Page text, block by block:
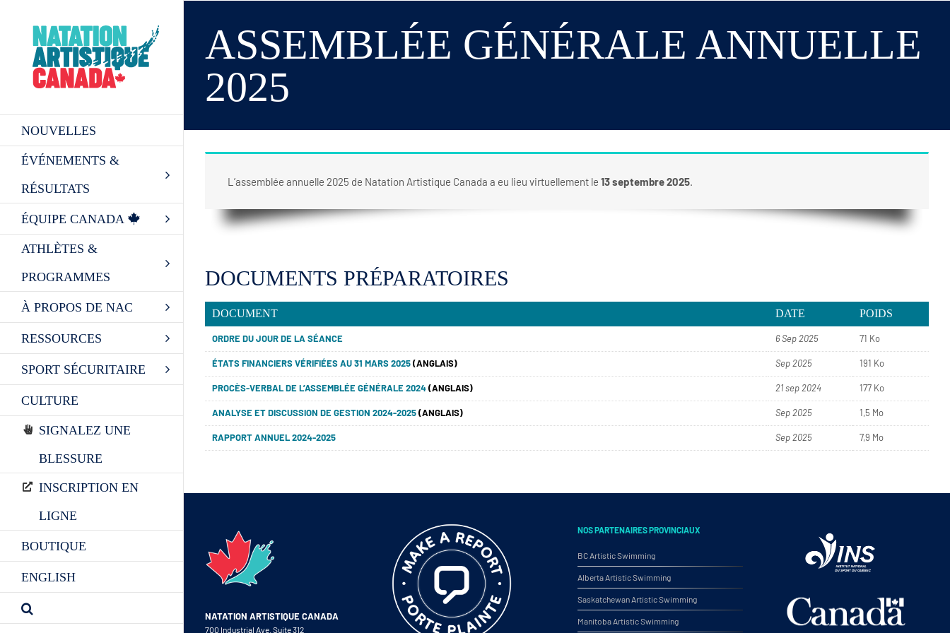
NOUVELLES
ÉVÉNEMENTS &
RÉSULTATS
ÉQUIPE CANADA
ATHLÈTES &
PROGRAMMES
À PROPOS DE NAC
RESSOURCES
SPORT SÉCURITAIRE
CULTURE
SIGNALEZ UNE
BLESSURE
INSCRIPTION EN
LIGNE
BOUTIQUE
ENGLISH
ASSEMBLÉE GÉNÉRALE ANNUELLE
2025
L’assemblée annuelle 2025 de Natation Artistique Canada a eu lieu virtuellement le 13 septembre 2025.
DOCUMENTS PRÉPARATOIRES
DOCUMENT DATE POIDS
ORDRE DU JOUR DE LA SÉANCE 6 Sep 2025 71 Ko
ÉTATS FINANCIERS VÉRIFIÉES AU 31 MARS 2025(ANGLAIS) Sep 2025 191 Ko
PROCÈS-VERBAL DE L’ASSEMBLÉE GÉNÉRALE 2024(ANGLAIS) 21 sep 2024 177 Ko
ANALYSE ET DISCUSSION DE GESTION 2024-2025(ANGLAIS) Sep 2025 1,5 Mo
RAPPORT ANNUEL 2024-2025 Sep 2025 7,9 Mo
NATATION ARTISTIQUE CANADA
700 Industrial Ave. Suite 312
NOS PARTENAIRES PROVINCIAUX
BC Artistic Swimming
Alberta Artistic Swimming
Saskatchewan Artistic Swimming
Manitoba Artistic Swimming